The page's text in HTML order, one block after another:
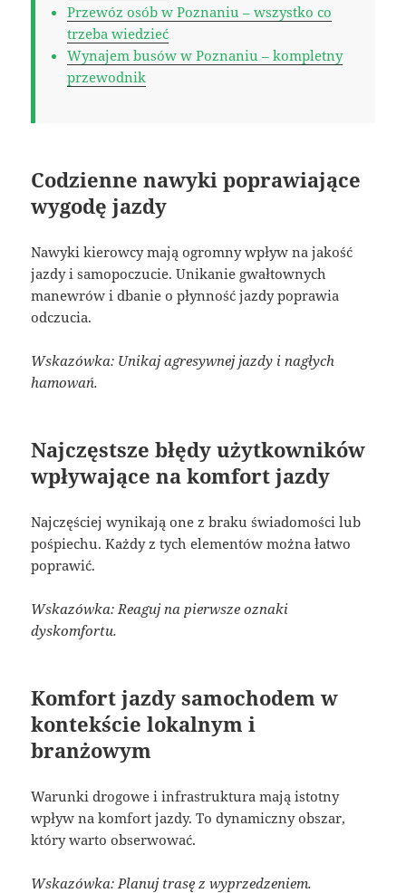
Przewóz osób w Poznaniu – wszystko co
trzeba wiedzieć
Wynajem busów w Poznaniu – kompletny
przewodnik
Codzienne nawyki poprawiające
wygodę jazdy
Nawyki kierowcy mają ogromny wpływ na jakość
jazdy i samopoczucie. Unikanie gwałtownych
manewrów i dbanie o płynność jazdy poprawia
odczucia.
Wskazówka: Unikaj agresywnej jazdy i nagłych
hamowań.
Najczęstsze błędy użytkowników
wpływające na komfort jazdy
Najczęściej wynikają one z braku świadomości lub
pośpiechu. Każdy z tych elementów można łatwo
poprawić.
Wskazówka: Reaguj na pierwsze oznaki
dyskomfortu.
Komfort jazdy samochodem w
kontekście lokalnym i
branżowym
Warunki drogowe i infrastruktura mają istotny
wpływ na komfort jazdy. To dynamiczny obszar,
który warto obserwować.
Wskazówka: Planuj trasę z wyprzedzeniem.